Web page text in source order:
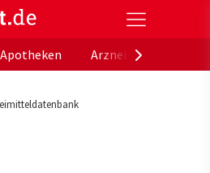
Gesundheitsportal der
Apotheken